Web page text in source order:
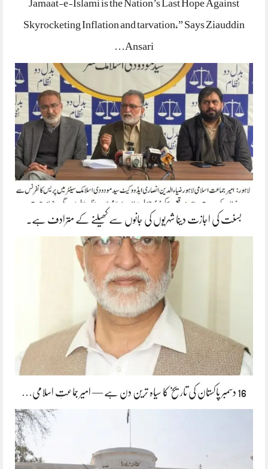
Jamaat-e-Islami is the Nation’s Last Hope Against
Skyrocketing Inflation and tarvation,” Says Ziauddin
Ansari…
بسنت کی اجازت دینا شہریوں کی جانوں سے کھیلنے کے مترادف ہے۔
16 دسمبر پاکستان کی تاریخ کا سیاہ ترین دن ہے — امیر جماعتِ اسلامی…